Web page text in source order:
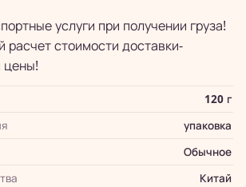
услуги при получении груза!
расчет стоимости доставки-
цены!
120 г
упаковка
Обычное
Китай